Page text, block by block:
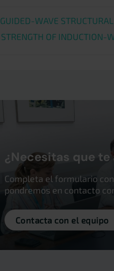
GUIDED-WAVE
STRENGTH OF INDUCTION-
¿Necesitas que te
Completa el formulario
pondremos en contacto
Contacta con el equipo